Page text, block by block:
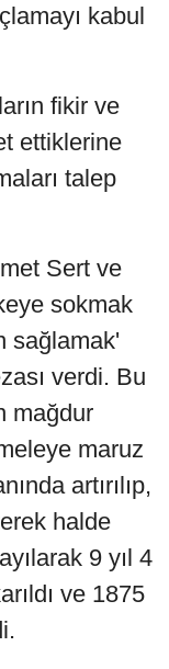
kabul
fikir ve
ettiklerine
talep
Sert ve
sokmak
sağlamak'
verdi. Bu
mağdur
maruz
artırılıp,
halde
9 yıl 4
ve 1875